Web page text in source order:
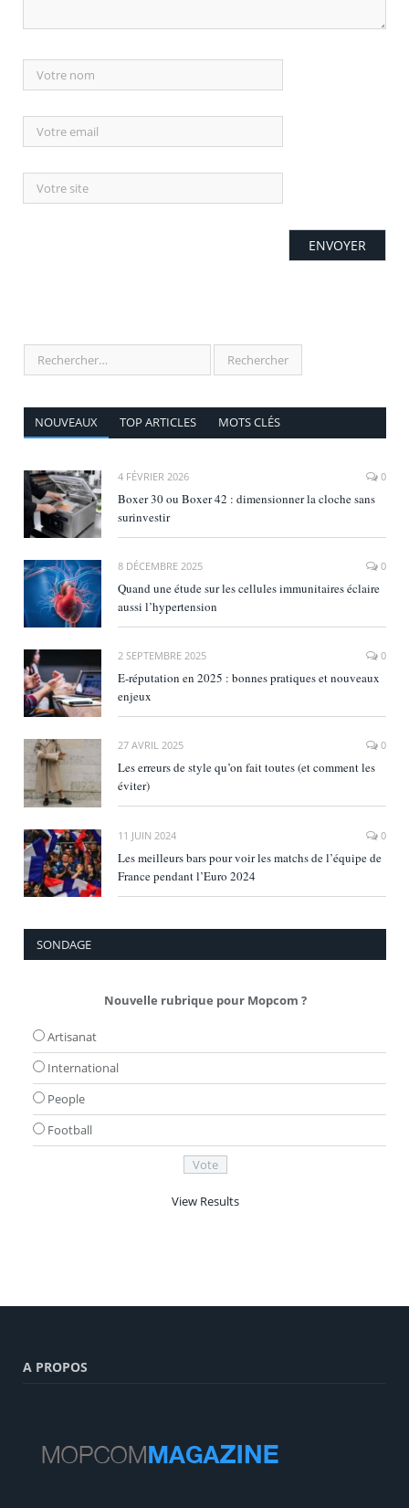
NOUVEAUX TOP ARTICLES MOTS CLÉS
4 FÉVRIER 2026 0
Boxer 30 ou Boxer 42 : dimensionner la cloche sans
surinvestir
8 DÉCEMBRE 2025 0
Quand une étude sur les cellules immunitaires éclaire
aussi l’hypertension
2 SEPTEMBRE 2025 0
E‑réputation en 2025 : bonnes pratiques et nouveaux
enjeux
27 AVRIL 2025 0
Les erreurs de style qu’on fait toutes (et comment les
éviter)
11 JUIN 2024 0
Les meilleurs bars pour voir les matchs de l’équipe de
France pendant l’Euro 2024
SONDAGE
Nouvelle rubrique pour Mopcom ?
Artisanat
International
People
Football
View Results
A PROPOS